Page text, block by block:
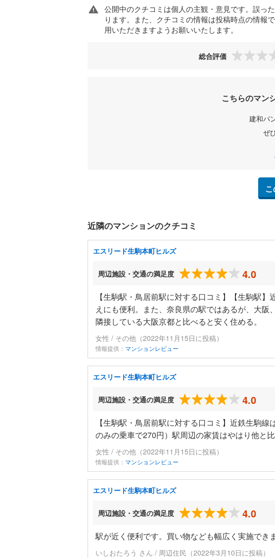
公開中のクチコミは個人の主観・意見です。誤っ
ります。また、クチコミの情報は投稿時点の情報
用いただきますようお願いいたします。
総合評価
こちらのマン
建和パ
ぜ
近隣のマンションのクチコミ
エスリード生駒本町ヒルズ
周辺施設・交通の満足度 4.0
【生駒駅・鳥居前駅に対する口コミ】【生駒駅
えにも便利。また、奈良県の駅ではあるが、大阪
隣接している大阪京都と比べると安く住める。
女性 / その他（2022年11月15日に投稿）
情報提供： マンションレビュー
エスリード生駒本町ヒルズ
周辺施設・交通の満足度 4.0
【生駒駅・鳥居前駅に対する口コミ】近鉄生駒
のみの乗車で270円）駅周辺の家賃はやはり他と比
女性 / その他（2022年11月15日に投稿）
情報提供： マンションレビュー
エスリード生駒本町ヒルズ
周辺施設・交通の満足度 4.0
駅が近く便利です。買い物なども幅広く実施でき
いしおたろう さん / 周辺住民（2022年3月10日に投稿）